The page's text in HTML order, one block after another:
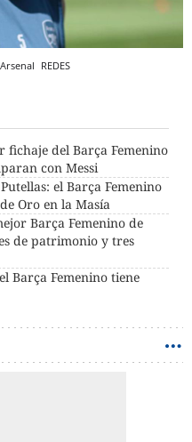
REDES
fichaje del Barça Femenino
con Messi
el Barça Femenino
Oro en la Masía
Barça Femenino de
de patrimonio y tres
Barça Femenino tiene